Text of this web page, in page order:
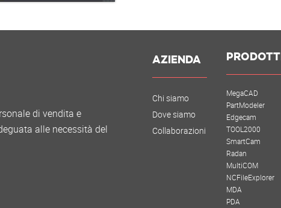
di vendita e
alle necessità del
AZIENDA
Chi siamo
Dove siamo
Collaborazioni
PRODOTTI
MegaCAD
PartModeler
Edgecam
TOOL2000
SmartCam
Radan
MultiCOM
NCFileExplorer
MDA
PDA